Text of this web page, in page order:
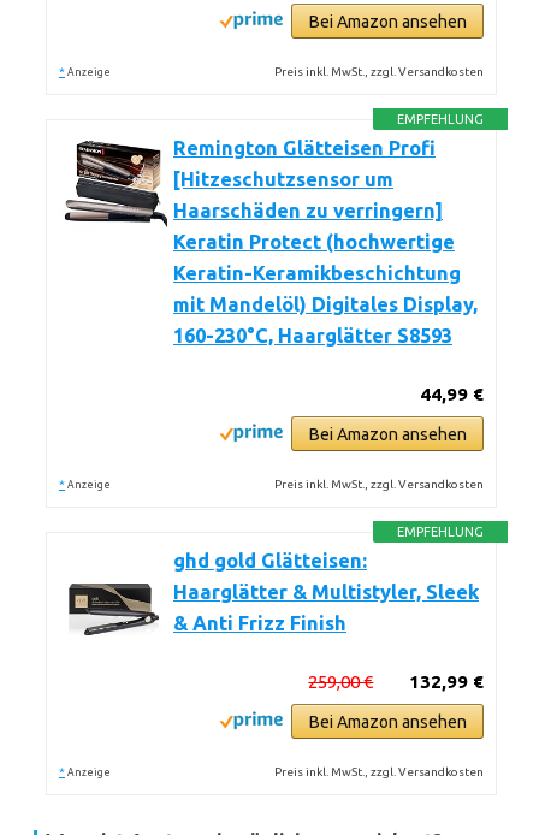
Bei Amazon ansehen
* Anzeige Preis inkl. MwSt., zzgl. Versandkosten
EMPFEHLUNG
Remington Glätteisen Profi
[Hitzeschutzsensor um
Haarschäden zu verringern]
Keratin Protect (hochwertige
Keratin-Keramikbeschichtung
mit Mandelöl) Digitales Display,
160-230°C, Haarglätter S8593
44,99 €
Bei Amazon ansehen
* Anzeige Preis inkl. MwSt., zzgl. Versandkosten
EMPFEHLUNG
ghd gold Glätteisen:
Haarglätter & Multistyler, Sleek
& Anti Frizz Finish
132,99 €
259,00 €
Bei Amazon ansehen
* Anzeige Preis inkl. MwSt., zzgl. Versandkosten